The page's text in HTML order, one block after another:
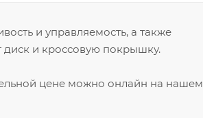
и управляемость, а также
диск и кроссовую покрышку.
цене можно онлайн на нашем